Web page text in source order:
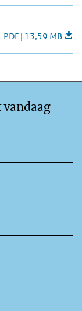
PDF | 13,59 MB